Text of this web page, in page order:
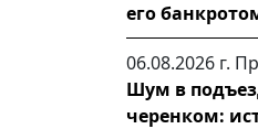
его
06.08.2026 г.
Шум в
черенком: